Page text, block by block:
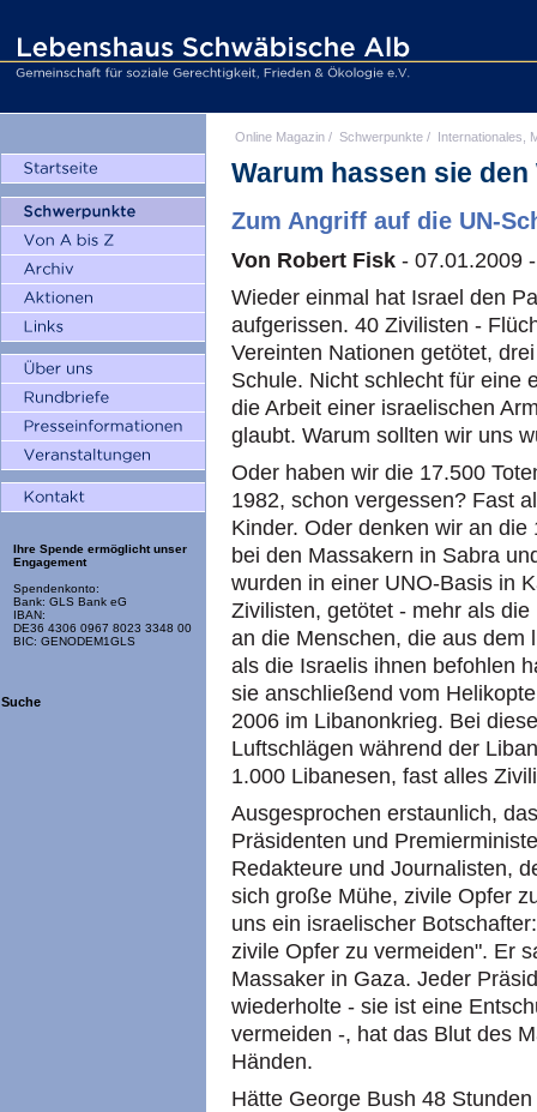
Ihre Spende ermöglicht unser
Engagement
Spendenkonto:
Bank: GLS Bank eG
IBAN:
DE36 4306 0967 8023 3348 00
BIC: GENODEM1GLS
Suche
Online Magazin / Schwerpunkte / Internationales,
Warum hassen sie
Zum Angriff auf die UN-
Von Robert Fisk - 07.01.2009
Wieder einmal hat Israel den
aufgerissen. 40 Zivilisten -
Vereinten Nationen getötet,
Schule. Nicht schlecht für eine
die Arbeit einer israelischen
glaubt. Warum sollten wir uns
Oder haben wir die 17.500
1982, schon vergessen? Fast
Kinder. Oder denken wir an
bei den Massakern in Sabra
wurden in einer UNO-Basis in
Zivilisten, getötet - mehr als
an die Menschen, die aus dem
als die Israelis ihnen befohlen
sie anschließend vom
2006 im Libanonkrieg. Bei
Luftschlägen während der
1.000 Libanesen, fast alles
Ausgesprochen erstaunlich,
Präsidenten und
Redakteure und Journalisten,
sich große Mühe, zivile Opfer
uns ein israelischer
zivile Opfer zu vermeiden". Er
Massaker in Gaza. Jeder
wiederholte - sie ist eine
vermeiden -, hat das Blut des
Händen.
Hätte George Bush 48